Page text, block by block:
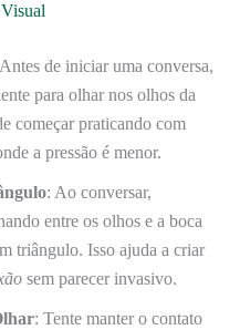
de iniciar uma conversa,
para olhar nos olhos da
começar praticando com
a pressão é menor.
: Ao conversar,
entre os olhos e a boca
triângulo. Isso ajuda a criar
sem parecer invasivo.
: Tente manter o contato